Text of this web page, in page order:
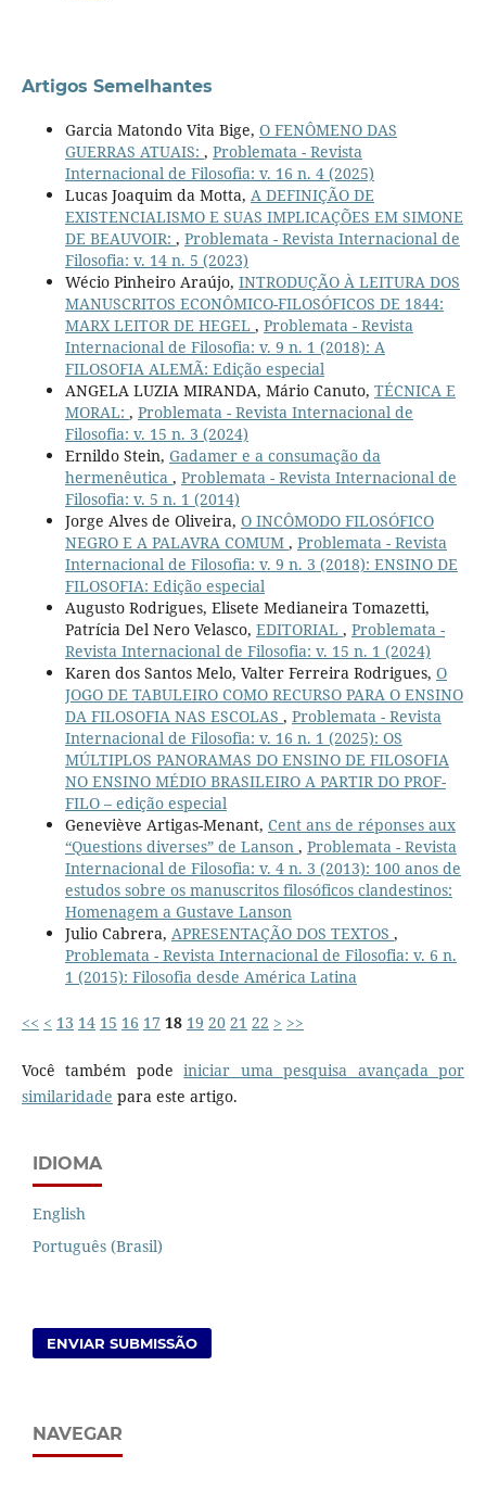
Artigos Semelhantes
Garcia Matondo Vita Bige, O FENÔMENO DAS
GUERRAS ATUAIS: , Problemata - Revista
Internacional de Filosofia: v. 16 n. 4 (2025)
Lucas Joaquim da Motta, A DEFINIÇÃO DE
EXISTENCIALISMO E SUAS IMPLICAÇÕES EM SIMONE
DE BEAUVOIR: , Problemata - Revista Internacional de
Filosofia: v. 14 n. 5 (2023)
Wécio Pinheiro Araújo, INTRODUÇÃO À LEITURA DOS
MANUSCRITOS ECONÔMICO-FILOSÓFICOS DE 1844:
MARX LEITOR DE HEGEL , Problemata - Revista
Internacional de Filosofia: v. 9 n. 1 (2018): A
FILOSOFIA ALEMÃ: Edição especial
ANGELA LUZIA MIRANDA, Mário Canuto, TÉCNICA E
MORAL: , Problemata - Revista Internacional de
Filosofia: v. 15 n. 3 (2024)
Ernildo Stein, Gadamer e a consumação da
hermenêutica , Problemata - Revista Internacional de
Filosofia: v. 5 n. 1 (2014)
Jorge Alves de Oliveira, O INCÔMODO FILOSÓFICO
NEGRO E A PALAVRA COMUM , Problemata - Revista
Internacional de Filosofia: v. 9 n. 3 (2018): ENSINO DE
FILOSOFIA: Edição especial
Augusto Rodrigues, Elisete Medianeira Tomazetti,
Patrícia Del Nero Velasco, EDITORIAL , Problemata -
Revista Internacional de Filosofia: v. 15 n. 1 (2024)
Karen dos Santos Melo, Valter Ferreira Rodrigues, O
JOGO DE TABULEIRO COMO RECURSO PARA O ENSINO
DA FILOSOFIA NAS ESCOLAS , Problemata - Revista
Internacional de Filosofia: v. 16 n. 1 (2025): OS
MÚLTIPLOS PANORAMAS DO ENSINO DE FILOSOFIA
NO ENSINO MÉDIO BRASILEIRO A PARTIR DO PROF-
FILO – edição especial
Geneviève Artigas-Menant, Cent ans de réponses aux
“Questions diverses” de Lanson , Problemata - Revista
Internacional de Filosofia: v. 4 n. 3 (2013): 100 anos de
estudos sobre os manuscritos filosóficos clandestinos:
Homenagem a Gustave Lanson
Julio Cabrera, APRESENTAÇÃO DOS TEXTOS ,
Problemata - Revista Internacional de Filosofia: v. 6 n.
1 (2015): Filosofia desde América Latina
<< < 13 14 15 16 17 18 19 20 21 22 > >>
Você também podeiniciar uma pesquisa avançada por
similaridade para este artigo.
IDIOMA
English
Português (Brasil)
ENVIAR SUBMISSÃO
NAVEGAR